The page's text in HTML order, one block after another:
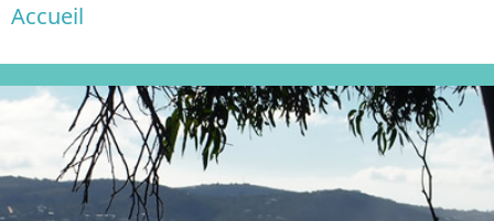
Accueil